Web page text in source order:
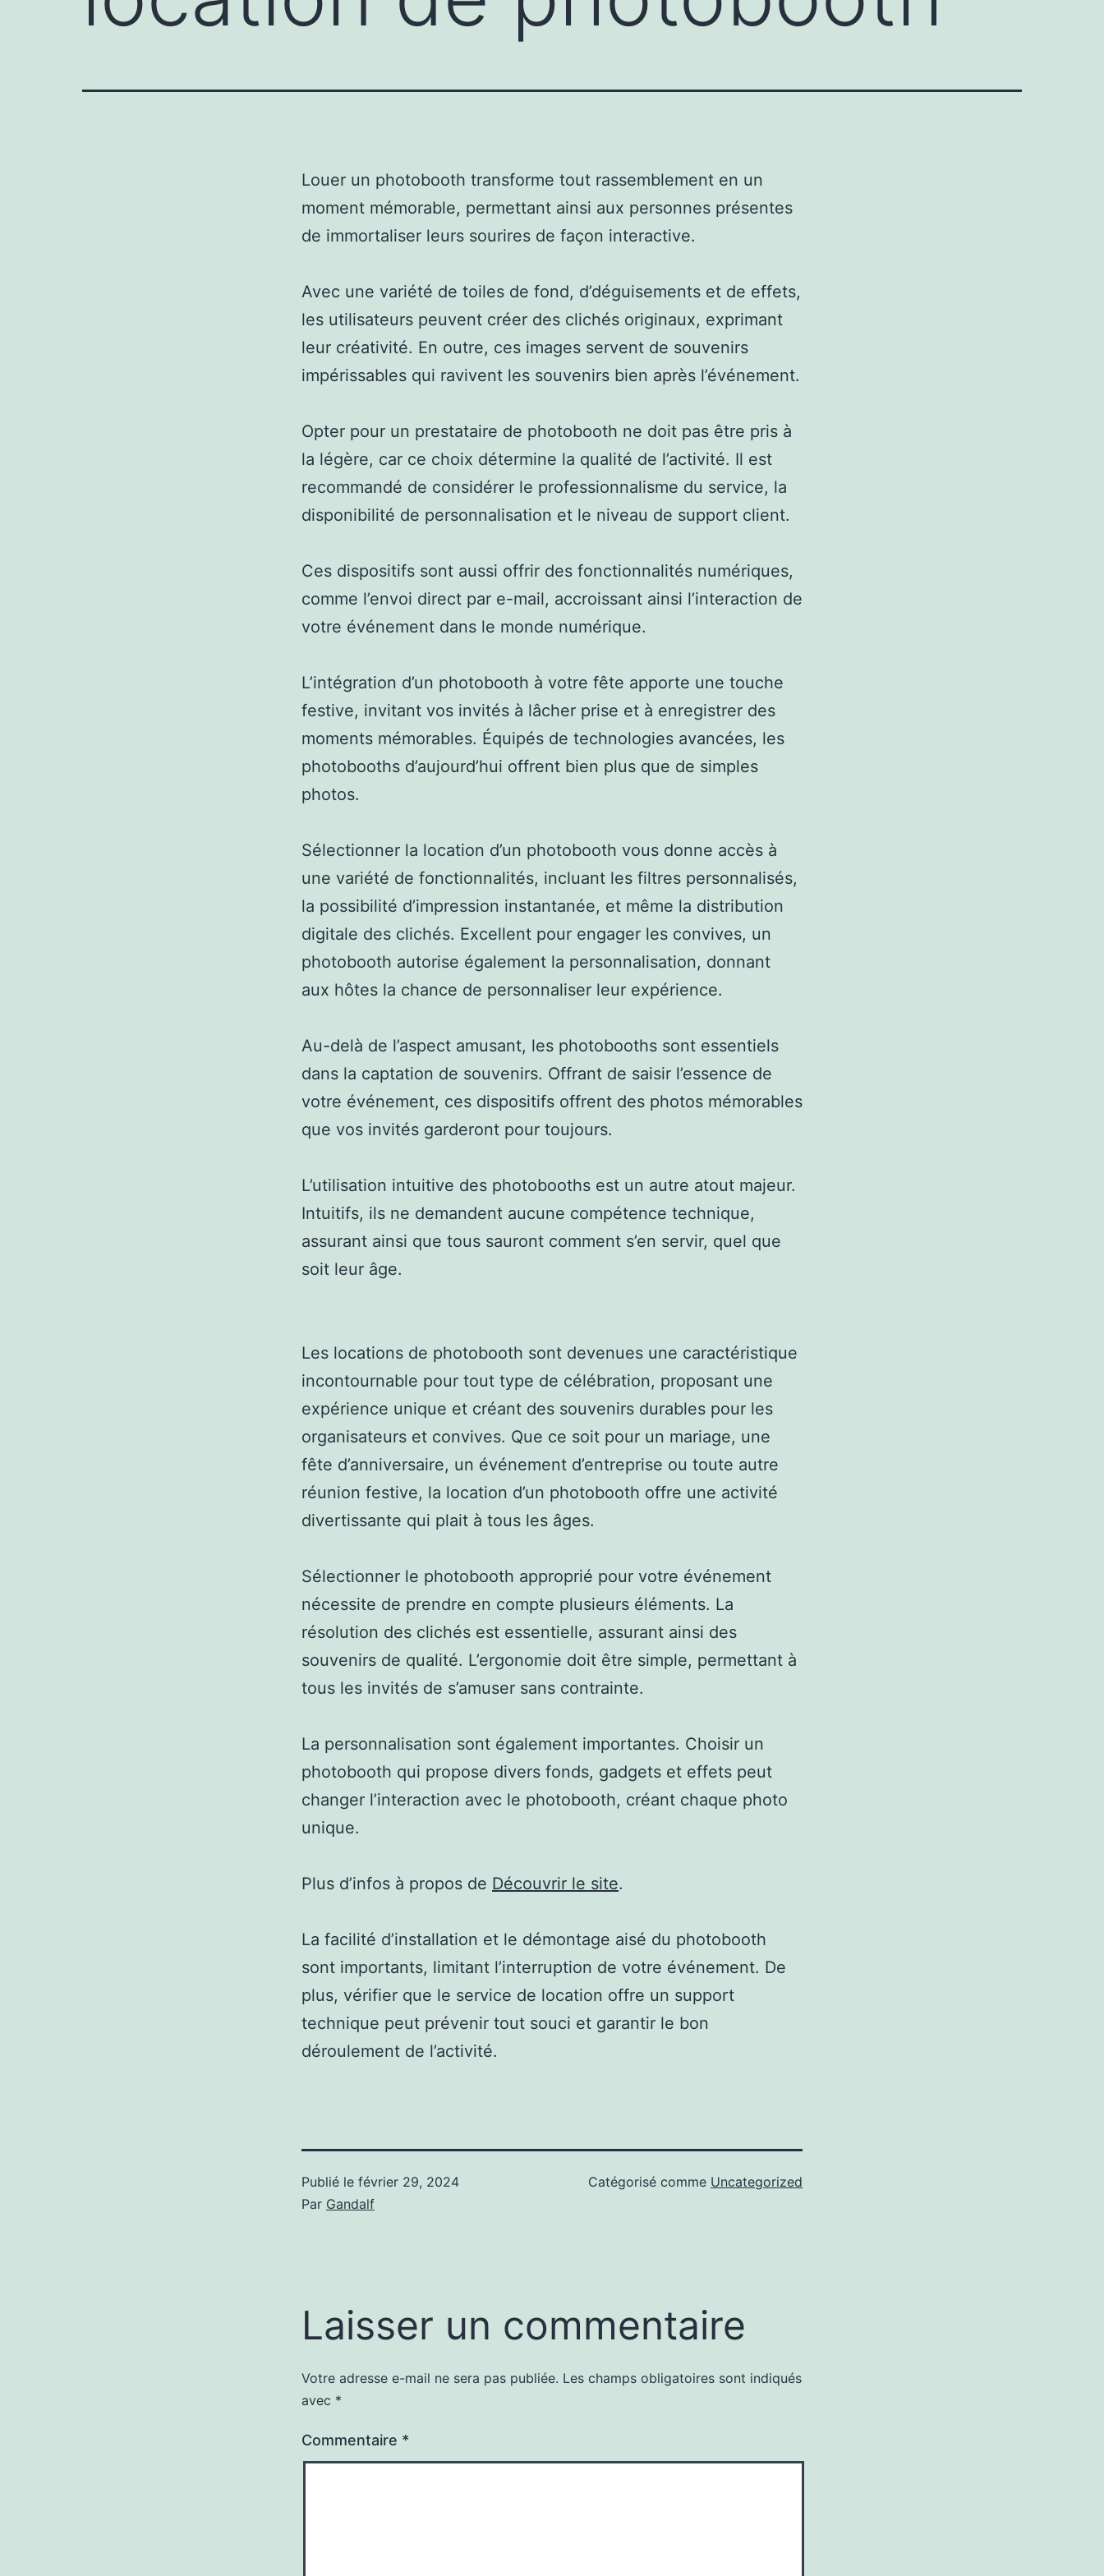
Louer un photobooth transforme tout rassemblement en un
moment mémorable, permettant ainsi aux personnes présentes
de immortaliser leurs sourires de façon interactive.
Avec une variété de toiles de fond, d’déguisements et de effets,
les utilisateurs peuvent créer des clichés originaux, exprimant
leur créativité. En outre, ces images servent de souvenirs
impérissables qui ravivent les souvenirs bien après l’événement.
Opter pour un prestataire de photobooth ne doit pas être pris à
la légère, car ce choix détermine la qualité de l’activité. Il est
recommandé de considérer le professionnalisme du service, la
disponibilité de personnalisation et le niveau de support client.
Ces dispositifs sont aussi offrir des fonctionnalités numériques,
comme l’envoi direct par e-mail, accroissant ainsi l’interaction de
votre événement dans le monde numérique.
L’intégration d’un photobooth à votre fête apporte une touche
festive, invitant vos invités à lâcher prise et à enregistrer des
moments mémorables. Équipés de technologies avancées, les
photobooths d’aujourd’hui offrent bien plus que de simples
photos.
Sélectionner la location d’un photobooth vous donne accès à
une variété de fonctionnalités, incluant les filtres personnalisés,
la possibilité d’impression instantanée, et même la distribution
digitale des clichés. Excellent pour engager les convives, un
photobooth autorise également la personnalisation, donnant
aux hôtes la chance de personnaliser leur expérience.
Au-delà de l’aspect amusant, les photobooths sont essentiels
dans la captation de souvenirs. Offrant de saisir l’essence de
votre événement, ces dispositifs offrent des photos mémorables
que vos invités garderont pour toujours.
L’utilisation intuitive des photobooths est un autre atout majeur.
Intuitifs, ils ne demandent aucune compétence technique,
assurant ainsi que tous sauront comment s’en servir, quel que
soit leur âge.
Les locations de photobooth sont devenues une caractéristique
incontournable pour tout type de célébration, proposant une
expérience unique et créant des souvenirs durables pour les
organisateurs et convives. Que ce soit pour un mariage, une
fête d’anniversaire, un événement d’entreprise ou toute autre
réunion festive, la location d’un photobooth offre une activité
divertissante qui plait à tous les âges.
Sélectionner le photobooth approprié pour votre événement
nécessite de prendre en compte plusieurs éléments. La
résolution des clichés est essentielle, assurant ainsi des
souvenirs de qualité. L’ergonomie doit être simple, permettant à
tous les invités de s’amuser sans contrainte.
La personnalisation sont également importantes. Choisir un
photobooth qui propose divers fonds, gadgets et effets peut
changer l’interaction avec le photobooth, créant chaque photo
unique.
Plus d’infos à propos de Découvrir le site.
La facilité d’installation et le démontage aisé du photobooth
sont importants, limitant l’interruption de votre événement. De
plus, vérifier que le service de location offre un support
technique peut prévenir tout souci et garantir le bon
déroulement de l’activité.
Publié le février 29, 2024
Par Gandalf
Catégorisé comme Uncategorized
Laisser un commentaire
Votre adresse e-mail ne sera pas publiée. Les champs obligatoires sont indiqués
avec *
Commentaire *